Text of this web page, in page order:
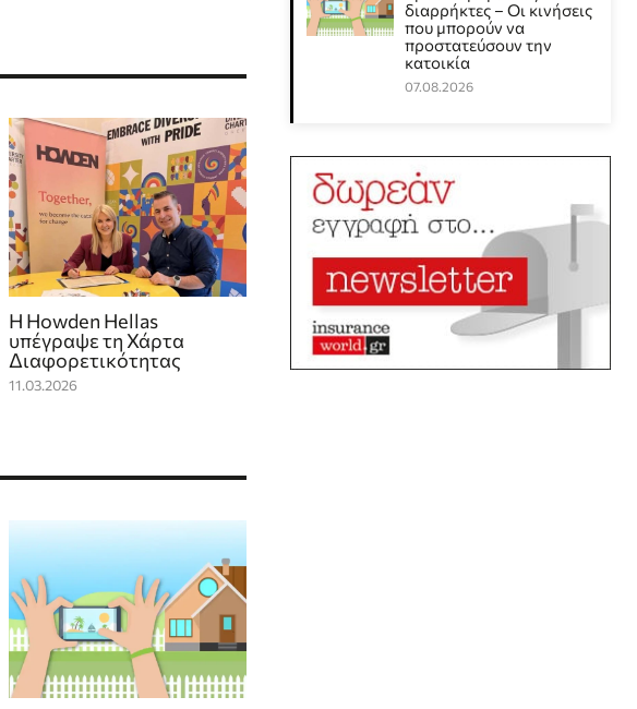
Η Howden Hellas
υπέγραψε τη Χάρτα
Διαφορετικότητας
11.03.2026
διαρρήκτες – Οι κινήσεις
που μπορούν να
προστατεύσουν την
κατοικία
07.08.2026